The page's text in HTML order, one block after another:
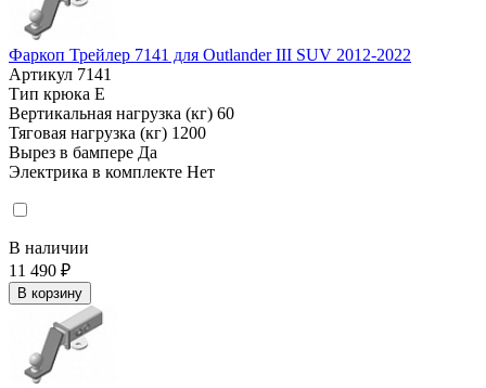
Фаркоп Трейлер 7141 для Outlander III SUV 2012-2022
Артикул 7141
Тип крюка E
Вертикальная нагрузка (кг) 60
Тяговая нагрузка (кг) 1200
Вырез в бампере Да
Электрика в комплекте Нет
В наличии
11 490 ₽
В корзину